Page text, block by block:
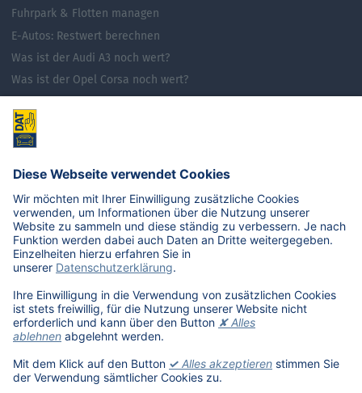
Fuhrpark & Flotten managen
E-Autos: Restwert berechnen
Was ist der Audi A3 noch wert?
Was ist der Opel Corsa noch wert?
Was ist der VW Golf noch wert?
E-Mobilität in Deutschland
Karriere
Übersicht
Stellenangebote
Benefits
DAT als Arbeitgeber
Schüler, Absolventen, Studenten
#getDATjob
DAT International